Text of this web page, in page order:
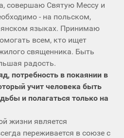
совершаю Святую Мессу и
- на польском,
языках. Принимаю
всем, кто ищет
священника. Быть
радость.
потребность в покаянии в
учит человека быть
и полагаться только на
жизни является
переживается в союзе с